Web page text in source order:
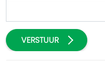
VERSTUUR